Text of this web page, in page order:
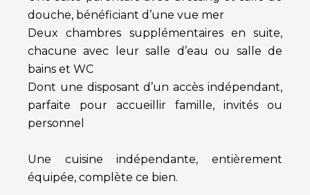
douche, bénéficiant d’une vue mer
Deux chambres supplémentaires en suite,
chacune avec leur salle d’eau ou salle de
bains et WC
Dont une disposant d’un accès indépendant,
parfaite pour accueillir famille, invités ou
personnel
Une cuisine indépendante, entièrement
équipée, complète ce bien.